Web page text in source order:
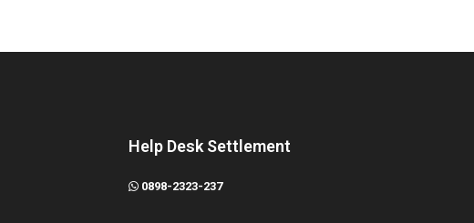
Help Desk Settlement
0898-2323-237